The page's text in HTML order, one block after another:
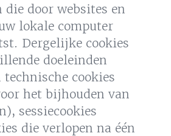
die door websites en
lokale computer
Dergelijke cookies
doeleinden
cookies
het bijhouden van
sessiecookies
die verlopen na één